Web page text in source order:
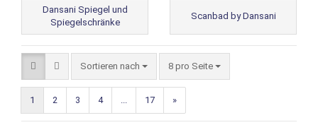
Dansani Spiegel und
Spiegelschränke
Scanbad by Dansani
Sortieren nach 8 pro Seite
1 2 3 4 17 »